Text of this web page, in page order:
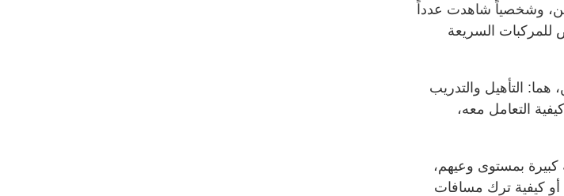
وشخصياً شاهدت عدداً
السريعة
التأهيل والتدريب
التعامل معه،
كبيرة بمستوى وعيهم،
أو كيفية ترك مسافات